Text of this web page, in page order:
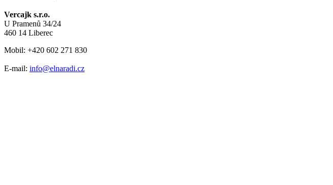
Vercajk s.r.o.
U Pramenů 34/24
460 14 Liberec
Mobil: +420 602 271 830
E-mail: info@elnaradi.cz